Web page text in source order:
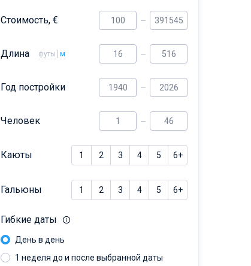
Стоимость, €
Длина футы м
Год постройки
Человек
Каюты 1 2 3 4 5 6+
Гальюны 1 2 3 4 5 6+
Гибкие даты
День в день
1 неделя до и после выбранной даты